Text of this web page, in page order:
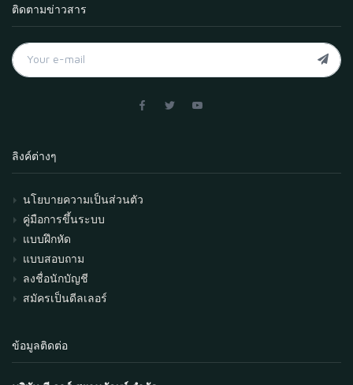
ติดตามข่าวสาร
ลิงค์ต่างๆ
นโยบายความเป็นส่วนตัว
คู่มือการขึ้นระบบ
แบบฝึกหัด
แบบสอบถาม
ลงชื่อนักบัญชี
สมัครเป็นดีลเลอร์
ข้อมูลติดต่อ